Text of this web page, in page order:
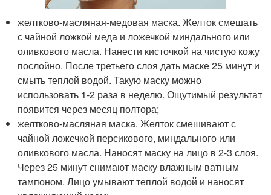
желтково-масляная-медовая маска. Желток смешать
с чайной ложкой меда и ложечкой миндального или
оливкового масла. Нанести кисточкой на чистую кожу
послойно. После третьего слоя дать маске 25 минут и
смыть теплой водой. Такую маску можно
использовать 1-2 раза в неделю. Ощутимый результат
появится через месяц полтора;
желтково-масляная маска. Желток смешивают с
чайной ложечкой персикового, миндального или
оливкового масла. Наносят маску на лицо в 2-3 слоя.
Через 25 минут снимают маску влажным ватным
тампоном. Лицо умывают теплой водой и наносят